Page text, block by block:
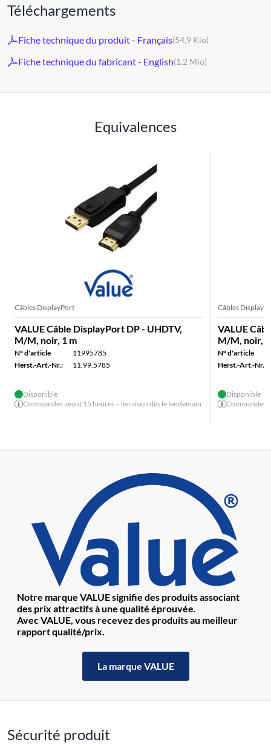
Téléchargements
Fiche technique du produit - Français(54,9 Kio)
Fiche technique du fabricant - English(1,2 Mio)
Equivalences
Câbles DisplayPort
VALUE Câble DisplayPort DP - UHDTV,
M/M, noir, 1 m
N° d'article
11995785
Herst.-Art.-Nr.:
11.99.5785
Disponible
Commandes avant 15 heures – livraison dès le lendemain
Câbles
VALUE
M/M, noir,
N° d'article
Herst.-Art.-Nr.:
Disponible
Commandes
Notre marque VALUE signifie des produits associant
des prix attractifs à une qualité éprouvée.
Avec VALUE, vous recevez des produits au meilleur
rapport qualité/prix.
La marque VALUE
Sécurité produit